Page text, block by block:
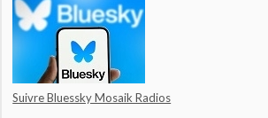
Suivre Bluessky Mosaik Radios